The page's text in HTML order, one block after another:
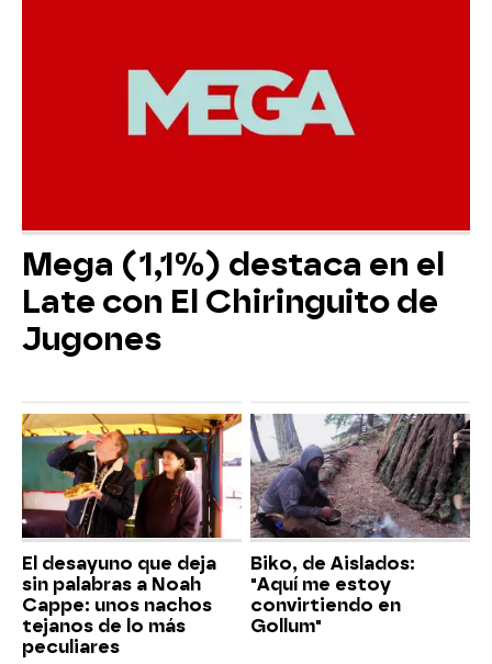
Mega (1,1%) destaca en el
Late con El Chiringuito de
Jugones
El desayuno que deja
sin palabras a Noah
Cappe: unos nachos
tejanos de lo más
peculiares
Biko, de Aislados:
"Aquí me estoy
convirtiendo en
Gollum"